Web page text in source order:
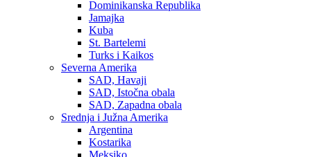
Dominikanska Republika
Jamajka
Kuba
St. Bartelemi
Turks i Kaikos
Severna Amerika
SAD, Havaji
SAD, Istočna obala
SAD, Zapadna obala
Srednja i Južna Amerika
Argentina
Kostarika
Meksiko